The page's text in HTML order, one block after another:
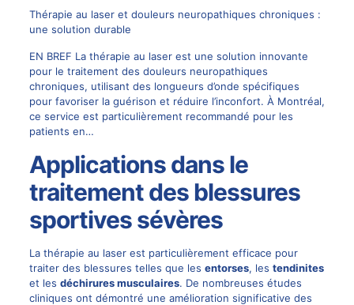
Thérapie au laser et douleurs neuropathiques chroniques :
une solution durable
EN BREF La thérapie au laser est une solution innovante
pour le traitement des douleurs neuropathiques
chroniques, utilisant des longueurs d’onde spécifiques
pour favoriser la guérison et réduire l’inconfort. À Montréal,
ce service est particulièrement recommandé pour les
patients en…
Applications dans le
traitement des blessures
sportives sévères
La thérapie au laser est particulièrement efficace pour
traiter des blessures telles que les entorses, les tendinites
et les déchirures musculaires. De nombreuses études
cliniques ont démontré une amélioration significative des